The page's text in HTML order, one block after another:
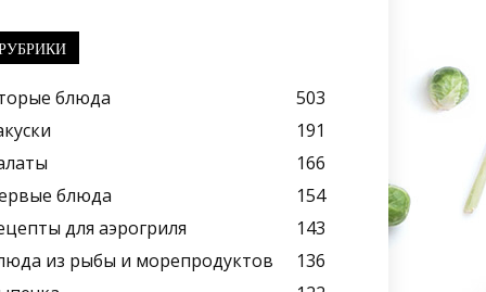
блюда
503
191
166
блюда
154
для аэрогриля
143
из рыбы и морепродуктов
136